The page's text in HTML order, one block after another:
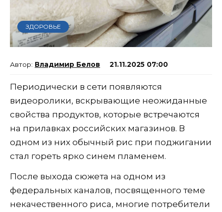
ЗДОРОВЬЕ
Владимир Белов 21.11.2025 07:00
Периодически в сети появляются
видеоролики, вскрывающие неожиданные
свойства продуктов, которые встречаются
на прилавках российских магазинов. В
одном из них обычный рис при поджигании
стал гореть ярко синем пламенем.
После выхода сюжета на одном из
федеральных каналов, посвященного теме
некачественного риса, многие потребители